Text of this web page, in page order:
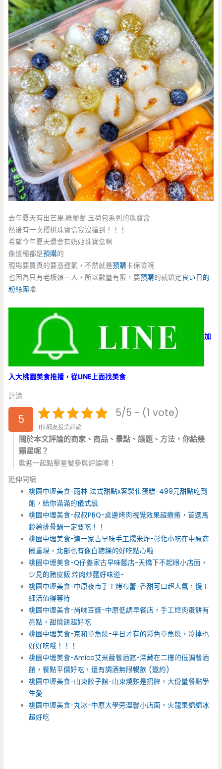
去年夏天有出芒果.綠葡萄.玉荷包系列的珠寶盒
然後有一次櫻桃珠寶盒我沒搶到！！！
希望今年夏天還會有奶姬珠寶盒啊
像這種都是預購的
現場要買真的要憑運氣，不然就是預購卡保險啊
也因為只有老板娘一人，所以數量有限，要預購的就鎖定良い日的
粉絲團嚕
加
入大桃園美食推播，從LINE上面找美食
評論
5 5/5 - (1 vote)
1位網友投票評論
關於本文評論的商家、商品、景點、議題、方法，你給幾
顆星呢？
歡迎一起點擊星號參與評論唷！
延伸閱讀
桃園中壢美食-雨林 法式甜點x客製化蛋糕-499元甜點吃到
飽，給你滿滿的儀式感
桃園中壢美食-叔叔PBQ-桌邊烤肉視覺效果超療癒，首選馬
鈴薯排骨鍋一定要吃！！
桃園中壢美食-這一家古早味手工糯米炸-彰化小吃在中原商
圈重現，北部也有像白糖粿的好吃點心啦
桃園中壢美食-Q仔姜家古早味麵店-天橋下不起眼小店面，
少見的豬皮飯.焢肉炒麵好味道~
桃園中壢美食-中原夜市手工烤布蕾-香甜可口超人氣，慢工
細活值得等待
桃園中壢美食-尚味豆漿-中原低調早餐店，手工焢肉蛋餅有
亮點，甜燒餅超好吃
桃園中壢美食-京和章魚燒-平日才有的彩色章魚燒，冷掉也
好好吃哦！！！
桃園中壢美食-Amico艾米蔻餐酒館-深藏在二樓的低調餐酒
館，餐點平價好吃，還有調酒無限暢飲 (邀約)
桃園中壢美食-山東餃子館-山東燒雞是招牌，大份量餐點學
生愛
桃園中壢美食-丸冰-中原大學旁溫馨小店面，火龍果綿綿冰
超好吃